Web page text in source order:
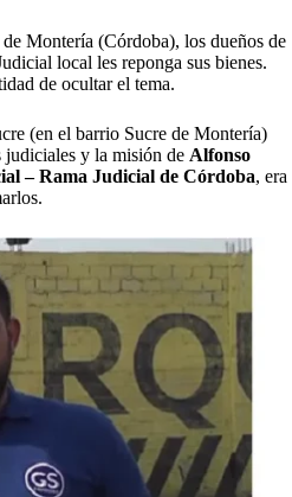
Montería (Córdoba), los dueños de
local les reponga sus bienes.
de ocultar el tema.
(en el barrio Sucre de Montería)
judiciales y la misión deAlfonso
– Rama Judicial de Córdoba, era